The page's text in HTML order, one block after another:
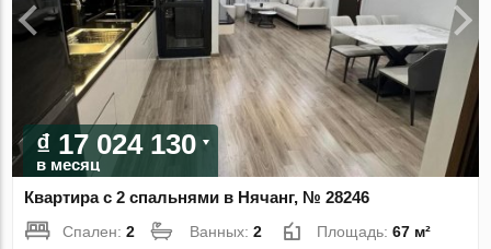
₫ 17 024 130
в месяц
Квартира с 2 спальнями в Нячанг, № 28246
Спален:2 Ванных:2 Площадь:67 м²